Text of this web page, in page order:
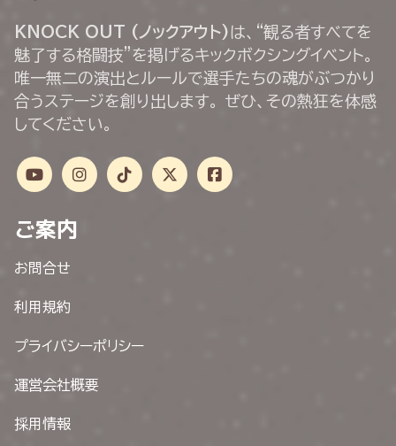
KNOCK OUT (ノックアウト) は、“観る者すべてを
魅了する格闘技”を掲げるキックボクシングイベント。
唯一無二の演出とルールで選手たちの魂がぶつかり
合うステージを創り出します。 ぜひ、その熱狂を体感
してください。
ご案内
お問合せ
利用規約
プライバシーポリシー
運営会社概要
採用情報